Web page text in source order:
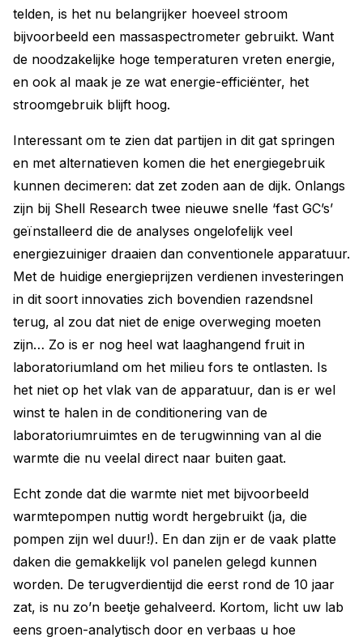
telden, is het nu belangrijker hoeveel stroom
bijvoorbeeld een massaspectrometer gebruikt. Want
de noodzakelijke hoge temperaturen vreten energie,
en ook al maak je ze wat energie-efficiënter, het
stroomgebruik blijft hoog.
Interessant om te zien dat partijen in dit gat springen
en met alternatieven komen die het energiegebruik
kunnen decimeren: dat zet zoden aan de dijk. Onlangs
zijn bij Shell Research twee nieuwe snelle ‘fast GC’s’
geïnstalleerd die de analyses ongelofelijk veel
energiezuiniger draaien dan conventionele apparatuur.
Met de huidige energieprijzen verdienen investeringen
in dit soort innovaties zich bovendien razendsnel
terug, al zou dat niet de enige overweging moeten
zijn… Zo is er nog heel wat laaghangend fruit in
laboratoriumland om het milieu fors te ontlasten. Is
het niet op het vlak van de apparatuur, dan is er wel
winst te halen in de conditionering van de
laboratoriumruimtes en de terugwinning van al die
warmte die nu veelal direct naar buiten gaat.
Echt zonde dat die warmte niet met bijvoorbeeld
warmtepompen nuttig wordt hergebruikt (ja, die
pompen zijn wel duur!). En dan zijn er de vaak platte
daken die gemakkelijk vol panelen gelegd kunnen
worden. De terugverdientijd die eerst rond de 10 jaar
zat, is nu zo’n beetje gehalveerd. Kortom, licht uw lab
eens groen-analytisch door en verbaas u hoe